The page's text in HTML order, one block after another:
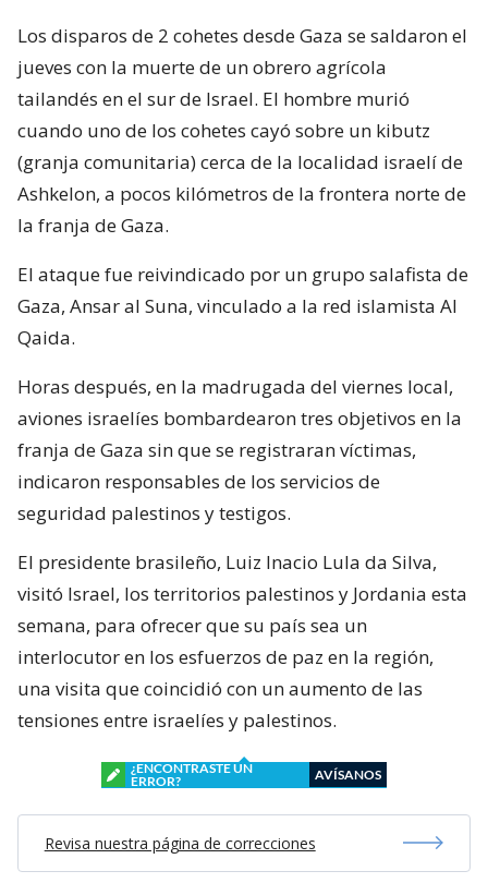
Los disparos de 2 cohetes desde Gaza se saldaron el
jueves con la muerte de un obrero agrícola
tailandés en el sur de Israel. El hombre murió
cuando uno de los cohetes cayó sobre un kibutz
(granja comunitaria) cerca de la localidad israelí de
Ashkelon, a pocos kilómetros de la frontera norte de
la franja de Gaza.
El ataque fue reivindicado por un grupo salafista de
Gaza, Ansar al Suna, vinculado a la red islamista Al
Qaida.
Horas después, en la madrugada del viernes local,
aviones israelíes bombardearon tres objetivos en la
franja de Gaza sin que se registraran víctimas,
indicaron responsables de los servicios de
seguridad palestinos y testigos.
El presidente brasileño, Luiz Inacio Lula da Silva,
visitó Israel, los territorios palestinos y Jordania esta
semana, para ofrecer que su país sea un
interlocutor en los esfuerzos de paz en la región,
una visita que coincidió con un aumento de las
tensiones entre israelíes y palestinos.
¿ENCONTRASTE UN
ERROR?
AVÍSANOS
Revisa nuestra página de correcciones